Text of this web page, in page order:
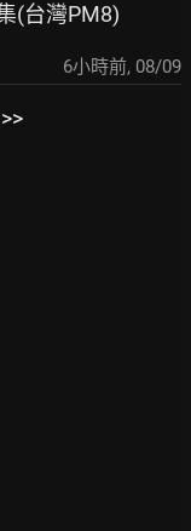
(台灣PM8)
6小時前, 08/09